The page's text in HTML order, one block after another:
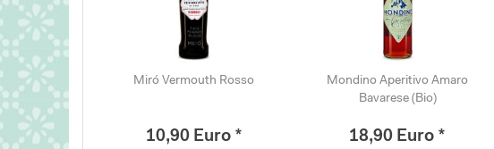
Miró Vermouth Rosso
10,90 Euro *
Mondino Aperitivo Amaro
Bavarese (Bio)
18,90 Euro *